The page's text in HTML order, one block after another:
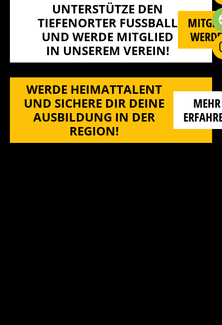
UNTERSTÜTZE DEN
TIEFENORTER FUSSBALL U
ND WERDE MITGLIED I
N UNSEREM VEREIN!
WERDE HEIMATTALENT
UND SICHERE DIR DEINE
AUSBILDUNG IN DER
REGION!
MEHR